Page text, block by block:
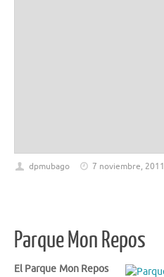
dpmubago 7 noviembre, 2011
Parque Mon Repos
El Parque Mon Repos